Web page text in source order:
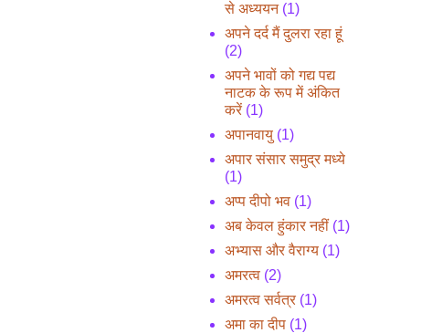
से अध्ययन (1)
अपने दर्द मैं दुलरा रहा हूं
(2)
अपने भावों को गद्य पद्य
नाटक के रूप में अंकित
करें (1)
अपानवायु (1)
अपार संसार समुद्र मध्ये
(1)
अप्प दीपो भव (1)
अब केवल हुंकार नहीं (1)
अभ्यास और वैराग्य (1)
अमरत्व (2)
अमरत्व सर्वत्र (1)
अमा का दीप (1)